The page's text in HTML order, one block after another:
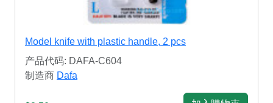
Model knife with plastic handle, 2 pcs
产品代码: DAFA-C604
制造商 Dafa